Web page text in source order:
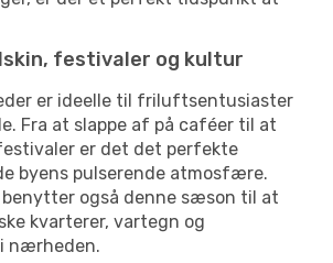
festivaler og kultur
er ideelle til friluftsentusiaster
Fra at slappe af på caféer til at
er det det perfekte
byens pulserende atmosfære.
benytter også denne sæson til at
kvarterer, vartegn og
nærheden.